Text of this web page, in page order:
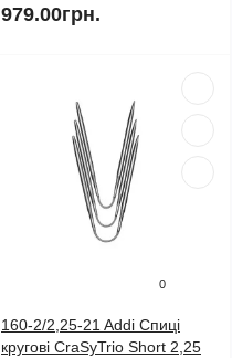
979.00грн.
0
160-2/2,25-21 Addi Спиці
кругові CraSyTrio Short 2,25